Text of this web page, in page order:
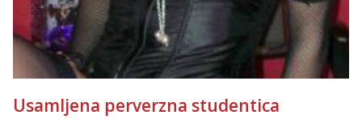
Usamljena perverzna studentica